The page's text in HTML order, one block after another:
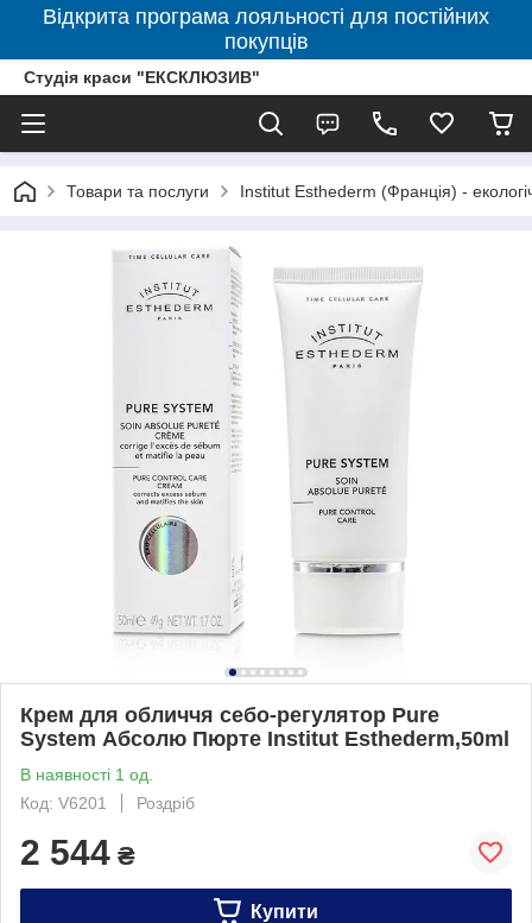
Відкрита програма лояльності для постійних
покупців
Студія краси "ЕКСКЛЮЗИВ"
Товари та послуги Institut Esthederm (Франція) -
Крем для обличчя себо-регулятор Pure
System Абсолю Пюрте Institut Esthederm,50ml
В наявності 1 од.
Код: V6201
Роздріб
2 544 ₴
Купити